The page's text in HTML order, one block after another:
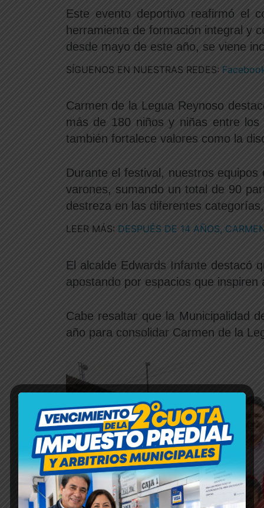
Este evento deportivo reafirmó el
herramienta de formación integral y
desde mayo de este año, se viene
SÍGUENOS EN NUESTRAS REDES:
Carmen de la Legua Reynoso
más de 180 niños y niñas entre
también fortalece valores como la
Durante el festival, nuestros
varones, sumando un total de 90
destreza en las diferentes
LEER MÁS: DESPUÉS DE 14 AÑOS,
El alcalde Edwards Infante destacó
apostando por espacios que
Cabe resaltar que la Municipalidad
año para consolidar Carmen de la